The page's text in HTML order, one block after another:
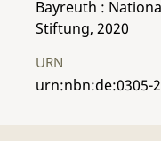
Bayreuth :
Stiftung, 2020
URN
urn:nbn:de:0305-